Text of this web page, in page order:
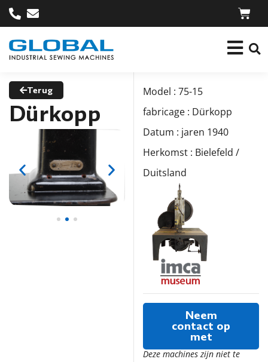
Terug
Dürkopp
Model : 75-15
fabricage : Dürkopp
Datum : jaren 1940
Herkomst : Bielefeld /
Duitsland
Deze machines zijn niet te
Neem
contact op
met